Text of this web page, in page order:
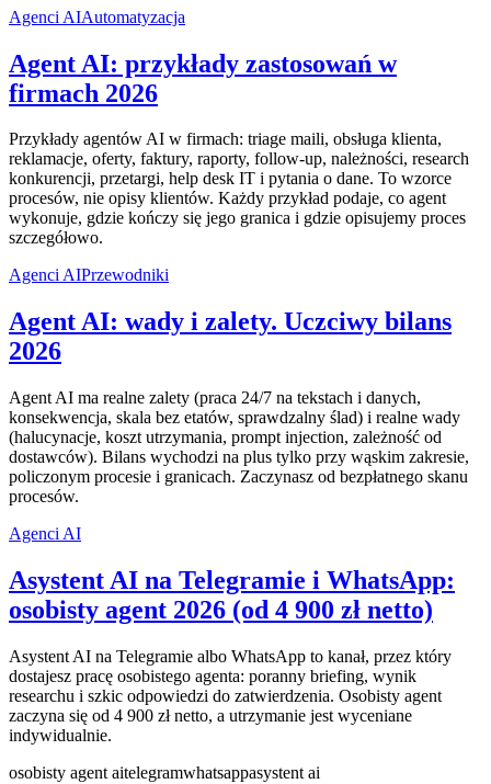
Agenci AIAutomatyzacja
Agent AI: przykłady zastosowań w
firmach 2026
Przykłady agentów AI w firmach: triage maili, obsługa klienta,
reklamacje, oferty, faktury, raporty, follow-up, należności, research
konkurencji, przetargi, help desk IT i pytania o dane. To wzorce
procesów, nie opisy klientów. Każdy przykład podaje, co agent
wykonuje, gdzie kończy się jego granica i gdzie opisujemy proces
szczegółowo.
Agenci AIPrzewodniki
Agent AI: wady i zalety. Uczciwy bilans
2026
Agent AI ma realne zalety (praca 24/7 na tekstach i danych,
konsekwencja, skala bez etatów, sprawdzalny ślad) i realne wady
(halucynacje, koszt utrzymania, prompt injection, zależność od
dostawców). Bilans wychodzi na plus tylko przy wąskim zakresie,
policzonym procesie i granicach. Zaczynasz od bezpłatnego skanu
procesów.
Agenci AI
Asystent AI na Telegramie i WhatsApp:
osobisty agent 2026 (od 4 900 zł netto)
Asystent AI na Telegramie albo WhatsApp to kanał, przez który
dostajesz pracę osobistego agenta: poranny briefing, wynik
researchu i szkic odpowiedzi do zatwierdzenia. Osobisty agent
zaczyna się od 4 900 zł netto, a utrzymanie jest wyceniane
indywidualnie.
osobisty agent aitelegramwhatsappasystent ai